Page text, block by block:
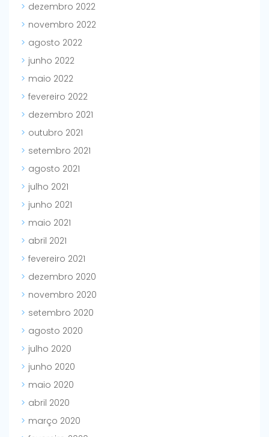
dezembro 2022
novembro 2022
agosto 2022
junho 2022
maio 2022
fevereiro 2022
dezembro 2021
outubro 2021
setembro 2021
agosto 2021
julho 2021
junho 2021
maio 2021
abril 2021
fevereiro 2021
dezembro 2020
novembro 2020
setembro 2020
agosto 2020
julho 2020
junho 2020
maio 2020
abril 2020
março 2020